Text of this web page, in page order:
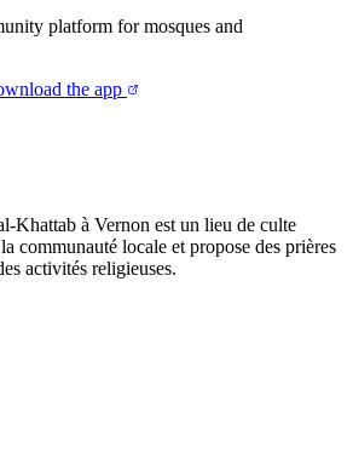
platform for mosques and
the app
Khattab à Vernon est un lieu de culte
communauté locale et propose des prières
activités religieuses.